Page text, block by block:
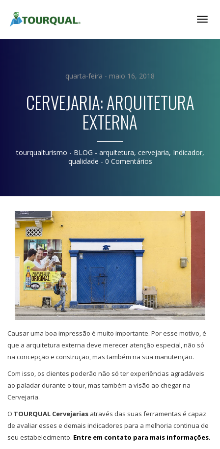
quarta-feira - maio 16, 2018
CERVEJARIA: ARQUITETURA
EXTERNA
tourqualturismo - BLOG - arquitetura, cervejaria, Indicador,
qualidade - 0 Comentários
Causar uma boa impressão é muito importante. Por esse motivo, é
que a arquitetura externa deve merecer atenção especial, não só
na concepção e construção, mas também na sua manutenção.
Com isso, os clientes poderão não só ter experiências agradáveis
ao paladar durante o tour, mas também a visão ao chegar na
Cervejaria.
O TOURQUAL Cervejarias através das suas ferramentas é capaz
de avaliar esses e demais indicadores para a melhoria continua de
seu estabelecimento. Entre em contato para mais informações.